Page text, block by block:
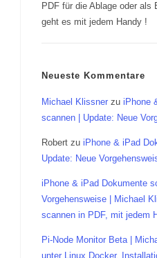
PDF für die Ablage oder als
geht es mit jedem Handy !
Neueste Kommentare
Michael Klissner zu iPhone
scannen | Update: Neue
Robert zu iPhone & iPad
Update: Neue
iPhone & iPad Dokumente
Vorgehensweise | Michael
scannen in PDF, mit jedem
Pi-Node Monitor Beta |
unter Linux Docker,